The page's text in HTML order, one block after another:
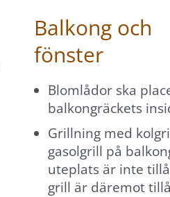
Balkong och
fönster
Blomlådor ska
balkongräckets
Grillning med
gasolgrill på
uteplats är inte
grill är däremot